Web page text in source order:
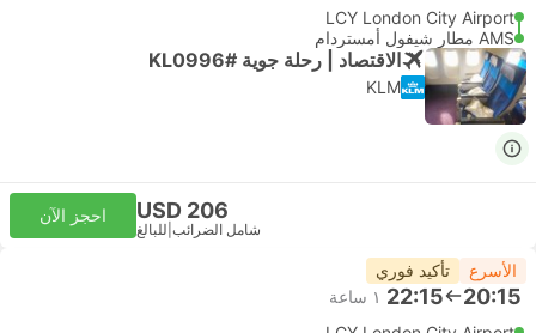
LCY London City Airport
AMS مطار شيفول أمستردام
الاقتصاد | رحلة جوية #KL0996
KLM
USD 206
شامل الضرائب للبالغ
احجز الآن
الأسرع تأكيد فوري
20:15
22:15 ١ ساعة